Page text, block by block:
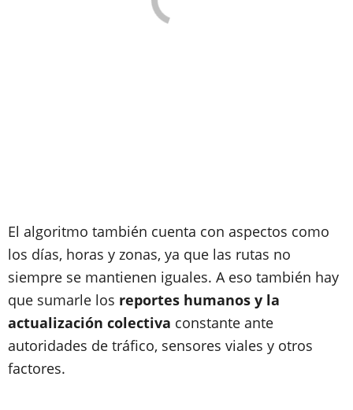
El algoritmo también cuenta con aspectos como
los días, horas y zonas, ya que las rutas no
siempre se mantienen iguales. A eso también hay
que sumarle los reportes humanos y la
actualización colectiva constante ante
autoridades de tráfico, sensores viales y otros
factores.